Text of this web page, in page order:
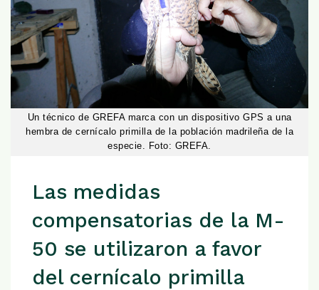
Un técnico de GREFA marca con un dispositivo GPS a una
hembra de cernícalo primilla de la población madrileña de la
especie. Foto: GREFA.
Las medidas
compensatorias de la M-
50 se utilizaron a favor
del cernícalo primilla